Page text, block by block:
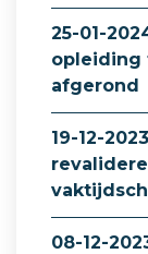
25-01-
opleiding
afgerond
19-12-
08-12-